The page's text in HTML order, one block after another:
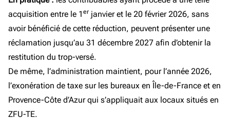
acquisition entre le 1 er janvier et le 20 février 2026, sans
avoir bénéficié de cette réduction, peuvent présenter une
réclamation jusqu’au 31 décembre 2027 afin d’obtenir la
restitution du trop-versé.
De même, l’administration maintient, pour l’année 2026,
l’exonération de taxe sur les bureaux en Île-de-France et en
Provence-Côte d’Azur qui s’appliquait aux locaux situés en
ZFU-TE.